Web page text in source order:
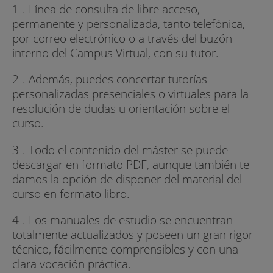
1-. Línea de consulta de libre acceso,
permanente y personalizada, tanto telefónica,
por correo electrónico o a través del buzón
interno del Campus Virtual, con su tutor.
2-. Además, puedes concertar tutorías
personalizadas presenciales o virtuales para la
resolución de dudas u orientación sobre el
curso.
3-. Todo el contenido del máster se puede
descargar en formato PDF, aunque también te
damos la opción de disponer del material del
curso en formato libro.
4-. Los manuales de estudio se encuentran
totalmente actualizados y poseen un gran rigor
técnico, fácilmente comprensibles y con una
clara vocación práctica.